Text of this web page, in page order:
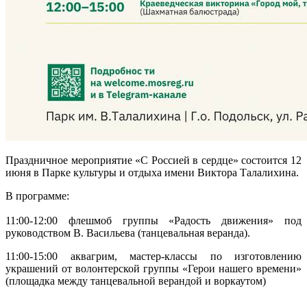
Праздничное мероприятие «С Россией в сердце» состоится 12
июня в Парке культуры и отдыха имени Виктора Талалихина.
В программе:
11:00-12:00 флешмоб группы «Радость движения» под
руководством В. Васильева (танцевальная веранда).
11:00-15:00 аквагрим, мастер-классы по изготовлению
украшений от волонтерской группы «Герои нашего времени»
(площадка между танцевальной верандой и воркаутом)